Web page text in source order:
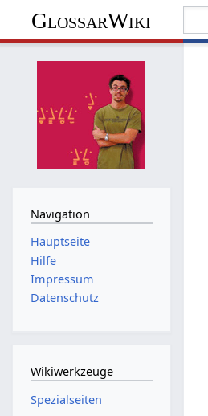
GlossarWiki
Navigation
Hauptseite
Hilfe
Impressum
Datenschutz
Wikiwerkzeuge
Spezialseiten